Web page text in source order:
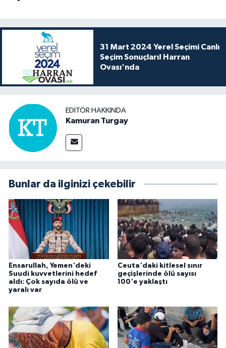
31 Mart 2024 Yerel Seçimi Canlı
Seçim Sonuçları! Harran
Ovası'nda
EDITÖR HAKKINDA
Kamuran Turgay
Bunlar da ilginizi çekebilir
Ensarullah, Yemen'deki
Suudi kuvvetlerini hedef
aldı: Çok sayıda ölü ve
yaralı var
Ceuta'daki kitlesel sınır
geçişlerinde ölü sayısı
100'e yaklaştı